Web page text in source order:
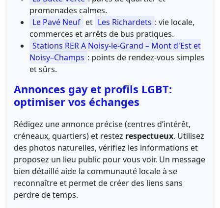
promenades calmes.
Le Pavé Neuf et Les Richardets : vie locale,
commerces et arrêts de bus pratiques.
Stations RER A Noisy-le-Grand – Mont d'Est et
Noisy–Champs : points de rendez-vous simples
et sûrs.
Annonces gay et profils LGBT:
optimiser vos échanges
Rédigez une annonce précise (centres d’intérêt,
créneaux, quartiers) et restez respectueux. Utilisez
des photos naturelles, vérifiez les informations et
proposez un lieu public pour vous voir. Un message
bien détaillé aide la communauté locale à se
reconnaître et permet de créer des liens sans
perdre de temps.